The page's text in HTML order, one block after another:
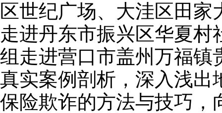
区世纪广场、大洼区田
走进丹东市振兴区华夏村
组走进营口市盖州万福镇
真实案例剖析，深入浅出
保险欺诈的方法与技巧，